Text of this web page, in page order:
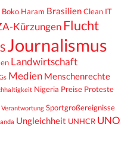
Boko Haram BrasilienClean IT
Kürzungen Flucht
Journalismus
Landwirtschaft
Medien Menschenrechte
Nigeria Preise Proteste
Verantwortung Sportgroßereignisse
Ungleichheit UNHCR UNO